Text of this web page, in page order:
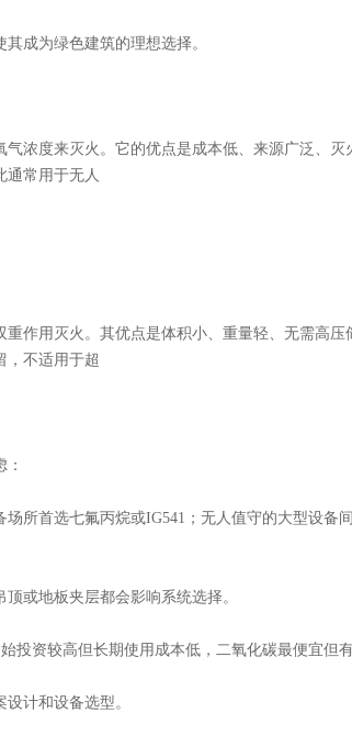
成为绿色建筑的理想选择。
浓度来灭火。它的优点是成本低、来源广泛、灭
通常用于无人
作用灭火。其优点是体积小、重量轻、无需高压
，不适用于超
所首选七氟丙烷或IG541；无人值守的大型设备
或地板夹层都会影响系统选择。
投资较高但长期使用成本低，二氧化碳最便宜但有
计和设备选型。